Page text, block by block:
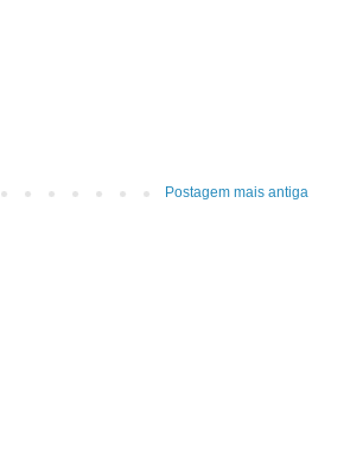
Postagem mais antiga